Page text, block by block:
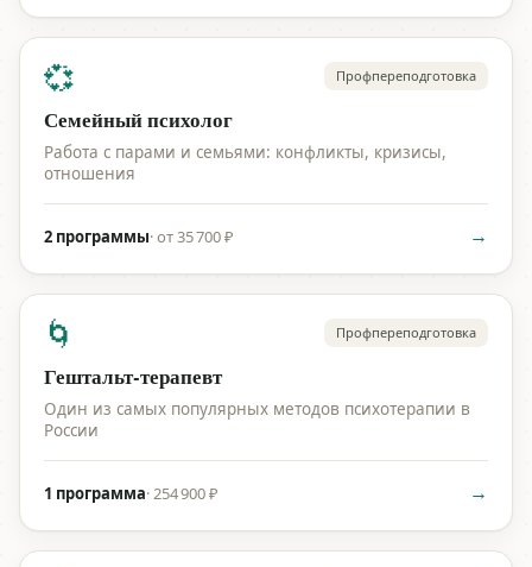
💞 Профпереподготовка
Семейный психолог
Работа с парами и семьями: конфликты, кризисы,
отношения
2 программы·от 35 700 ₽ →
🌀 Профпереподготовка
Гештальт-терапевт
Один из самых популярных методов психотерапии в
России
1 программа· 254 900 ₽ →